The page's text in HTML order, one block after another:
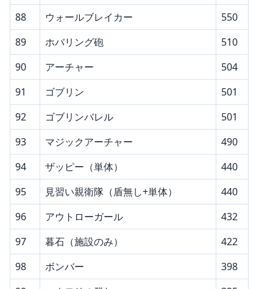
88
ウォールブレイカー
550
89
ホバリング砲
510
90
アーチャー
504
91
ゴブリン
501
92
ゴブリンバレル
501
93
マジックアーチャー
490
94
ザッピー（単体）
440
95
見習い親衛隊（盾無し+単体）
440
96
アウトローガール
432
97
暮石（施設のみ）
422
98
ボンバー
398